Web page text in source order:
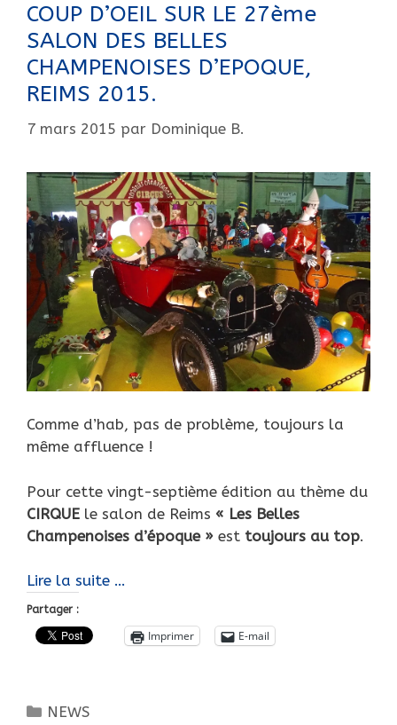
COUP D’OEIL SUR LE 27ème
SALON DES BELLES
CHAMPENOISES D’EPOQUE,
REIMS 2015.
7 mars 2015 par Dominique B.
Comme d’hab, pas de problème, toujours la
même affluence !
Pour cette vingt-septième édition au thème du
CIRQUE le salon de Reims « Les Belles
Champenoises d’époque » est toujours au top.
Lire la suite …
SUR
LE
Partager :
Imprimer E-mail
Catégories
NEWS